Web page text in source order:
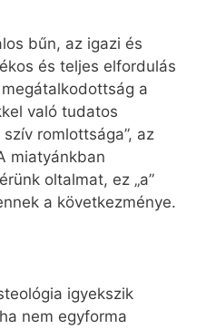
bűn, az igazi és
és teljes elfordulás
a
való tudatos
romlottsága”, az
miatyánkban
oltalmat, ez „a”
a következménye.
igyekszik
nem egyforma